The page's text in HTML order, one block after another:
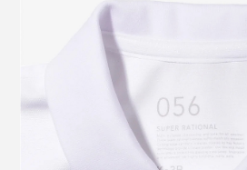
ポリエステルの芯糸に極細の紙の
外側にポリエステル糸を巻きつけ
胸のダーツや脇の立体パターンで
いに見せてくれるので、ポロシャ